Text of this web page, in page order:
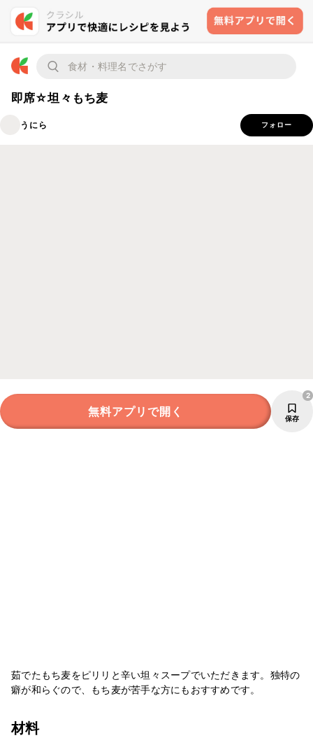
即席☆坦々もち麦
うにら フォロー
無料アプリで開く 保存
2
茹でたもち麦をピリリと辛い坦々スープでいただきます。独特の
癖が和らぐので、もち麦が苦手な方にもおすすめです。
材料